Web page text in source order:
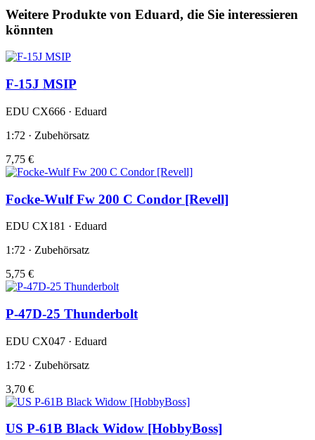
Weitere Produkte von Eduard, die Sie interessieren
könnten
F-15J MSIP
EDU CX666 · Eduard
1:72 · Zubehörsatz
7,75 €
Focke-Wulf Fw 200 C Condor [Revell]
EDU CX181 · Eduard
1:72 · Zubehörsatz
5,75 €
P-47D-25 Thunderbolt
EDU CX047 · Eduard
1:72 · Zubehörsatz
3,70 €
US P-61B Black Widow [HobbyBoss]